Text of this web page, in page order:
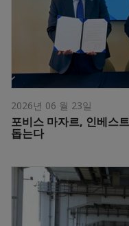
2026년 06 월 23일
포비스 마자르, 인베스
돕는다